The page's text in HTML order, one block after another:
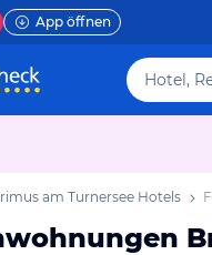
App öffnen
am Turnersee Hotels